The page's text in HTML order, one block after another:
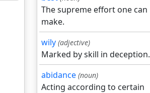
The supreme effort one can
make.
wily (adjective)
Marked by skill in deception.
abidance (noun)
Acting according to certain